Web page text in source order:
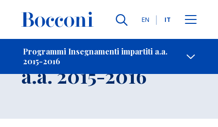
Lingue
EN IT
Programmi Insegnamenti impartiti a.a.
2015-2016
-
Insegnamento
a.a. 2015-2016